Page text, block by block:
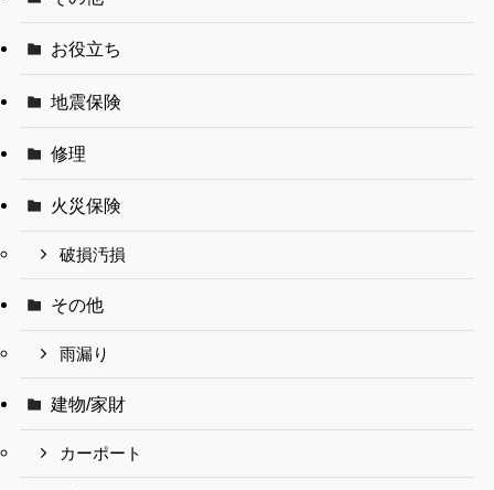
お役立ち
地震保険
修理
火災保険
破損汚損
その他
雨漏り
建物/家財
カーポート